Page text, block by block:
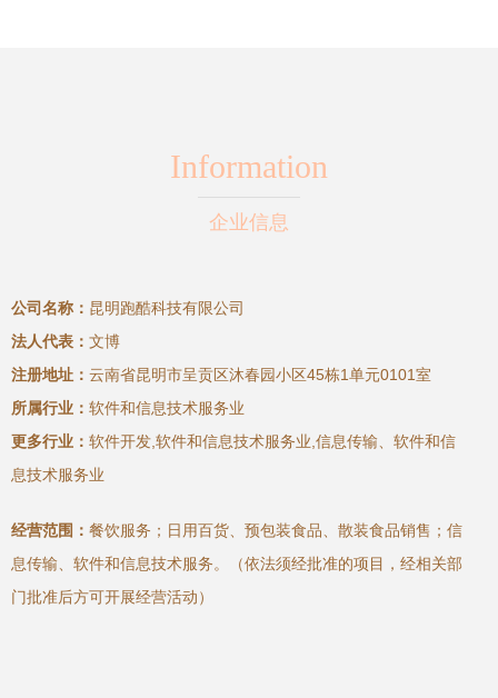
Information
企业信息
公司名称： 昆明跑酷科技有限公司
法人代表： 文博
注册地址： 云南省昆明市呈贡区沐春园小区45栋1单元0101室
所属行业： 软件和信息技术服务业
更多行业： 软件开发,软件和信息技术服务业,信息传输、软件和信
息技术服务业
经营范围： 餐饮服务；日用百货、预包装食品、散装食品销售；信
息传输、软件和信息技术服务。（依法须经批准的项目，经相关部
门批准后方可开展经营活动）